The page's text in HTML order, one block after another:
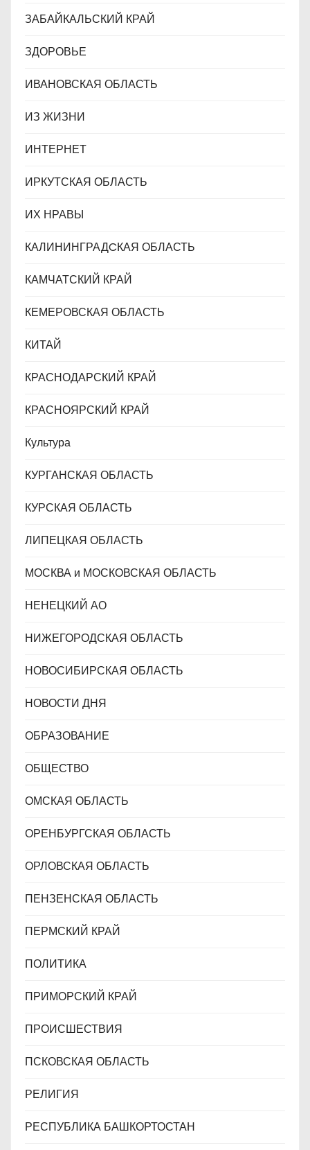
ЗАБАЙКАЛЬСКИЙ КРАЙ
ЗДОРОВЬЕ
ИВАНОВСКАЯ ОБЛАСТЬ
ИЗ ЖИЗНИ
ИНТЕРНЕТ
ИРКУТСКАЯ ОБЛАСТЬ
ИХ НРАВЫ
КАЛИНИНГРАДCКАЯ ОБЛАСТЬ
КАМЧАТСКИЙ КРАЙ
КЕМЕРОВСКАЯ ОБЛАСТЬ
КИТАЙ
КРАСНОДАРСКИЙ КРАЙ
КРАСНОЯРСКИЙ КРАЙ
Культура
КУРГАНСКАЯ ОБЛАСТЬ
КУРСКАЯ ОБЛАСТЬ
ЛИПЕЦКАЯ ОБЛАСТЬ
МОСКВА и МОСКОВСКАЯ ОБЛАСТЬ
НЕНЕЦКИЙ АО
НИЖЕГОРОДСКАЯ ОБЛАСТЬ
НОВОСИБИРСКАЯ ОБЛАСТЬ
НОВОСТИ ДНЯ
ОБРАЗОВАНИЕ
ОБЩЕСТВО
ОМСКАЯ ОБЛАСТЬ
ОРЕНБУРГСКАЯ ОБЛАСТЬ
ОРЛОВСКАЯ ОБЛАСТЬ
ПЕНЗЕНСКАЯ ОБЛАСТЬ
ПЕРМСКИЙ КРАЙ
ПОЛИТИКА
ПРИМОРСКИЙ КРАЙ
ПРОИСШЕСТВИЯ
ПСКОВСКАЯ ОБЛАСТЬ
РЕЛИГИЯ
РЕСПУБЛИКА БАШКОРТОСТАН